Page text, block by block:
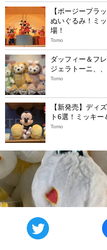
【ポージープラ
ぬいぐるみ！ミ
場！
Tomo
ダッフィー＆フ
ジェラトーニ、
Tomo
【新発売】ディ
ト6選！ミッキ
Tomo